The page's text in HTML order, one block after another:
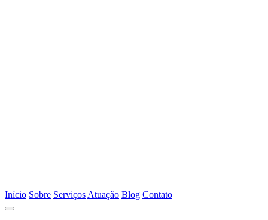
Início Sobre Serviços Atuação Blog Contato